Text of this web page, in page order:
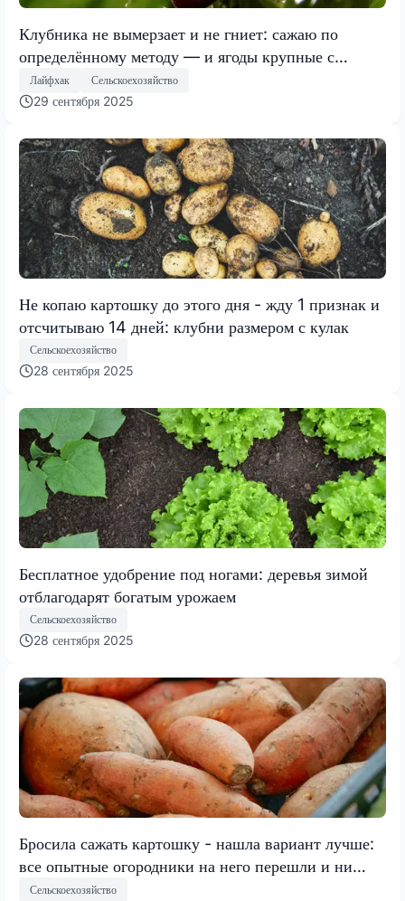
Клубника не вымерзает и не гниет: сажаю по
определённому методу — и ягоды крупные с
первого года
Лайфхак Сельскоехозяйство
29 сентября 2025
Не копаю картошку до этого дня - жду 1 признак и
отсчитываю 14 дней: клубни размером с кулак
Сельскоехозяйство
28 сентября 2025
Бесплатное удобрение под ногами: деревья зимой
отблагодарят богатым урожаем
Сельскоехозяйство
28 сентября 2025
Бросила сажать картошку - нашла вариант лучше:
все опытные огородники на него перешли и ни
разу не пожалели
Сельскоехозяйство